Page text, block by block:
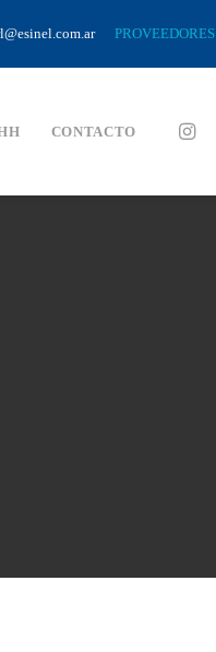
PROVEEDORES
CONTACTO